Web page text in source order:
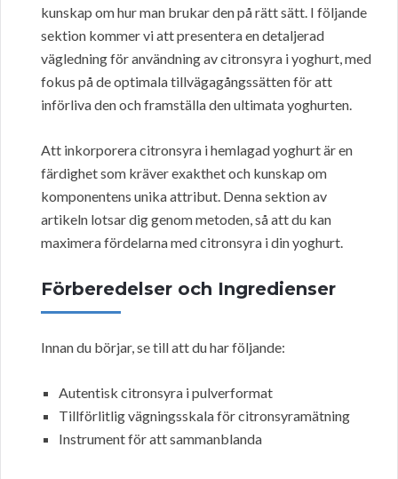
kunskap om hur man brukar den på rätt sätt. I följande
sektion kommer vi att presentera en detaljerad
vägledning för användning av citronsyra i yoghurt, med
fokus på de optimala tillvägagångssätten för att
införliva den och framställa den ultimata yoghurten.
Att inkorporera citronsyra i hemlagad yoghurt är en
färdighet som kräver exakthet och kunskap om
komponentens unika attribut. Denna sektion av
artikeln lotsar dig genom metoden, så att du kan
maximera fördelarna med citronsyra i din yoghurt.
Förberedelser och Ingredienser
Innan du börjar, se till att du har följande:
Autentisk citronsyra i pulverformat
Tillförlitlig vägningsskala för citronsyramätning
Instrument för att sammanblanda